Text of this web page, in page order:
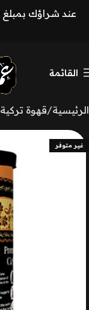
القائمة
الرئيسية قهوة تركية
غير متوفر